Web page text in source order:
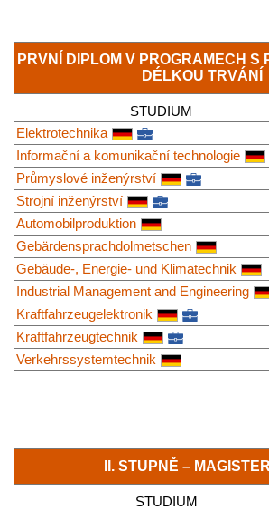
PRVNÍ DIPLOM V PROGRAMECH S
DÉLKOU TRVÁNÍ
STUDIUM
Elektrotechnika
Informační a komunikační technologie
Průmyslové inženýrství
Strojní inženýrství
Automobilproduktion
Gebärdensprachdolmetschen
Gebäude-, Energie- und Klimatechnik
Industrial Management and Engineering
Kraftfahrzeugelektronik
Kraftfahrzeugtechnik
Verkehrssystemtechnik
II. STUPNĚ –
STUDIUM